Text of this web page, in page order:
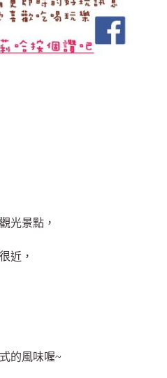
光景點，
近，
的風味喔~